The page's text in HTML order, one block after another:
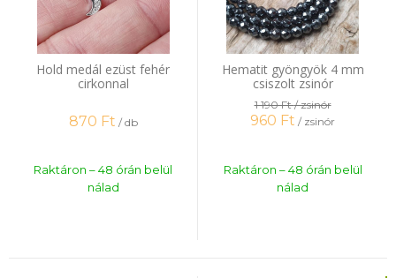
Hold medál ezüst fehér
cirkonnal
870 Ft / db
Raktáron – 48 órán belül
nálad
Hematit gyöngyök 4 mm
csiszolt zsinór
1 190 Ft/ zsinór
960 Ft / zsinór
Raktáron – 48 órán belül
nálad